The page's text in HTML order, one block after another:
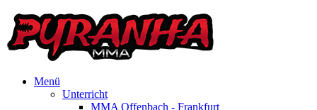
Menü
Unterricht
MMA Offenbach - Frankfurt